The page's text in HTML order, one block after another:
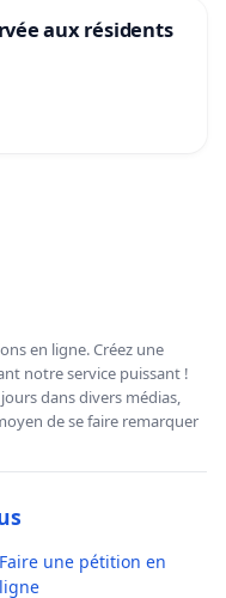
aux résidents
en ligne. Créez une
notre service puissant !
dans divers médias,
de se faire remarquer
Faire une pétition en
ligne